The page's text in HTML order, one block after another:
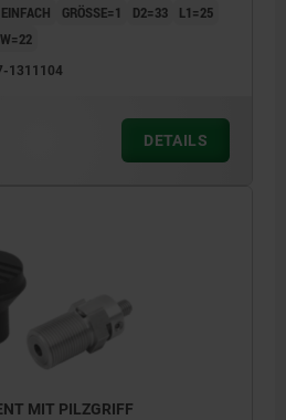
einfach
einfach mit
GRÖSSE=1 D2=33
L1=25
1311104
DETAILS
MIT PILZGRIFF